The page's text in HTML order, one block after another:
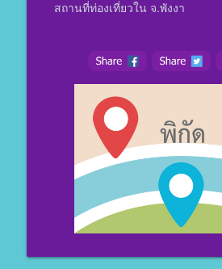
สถานที่ท่องเที่ยวใน จ.พังงา